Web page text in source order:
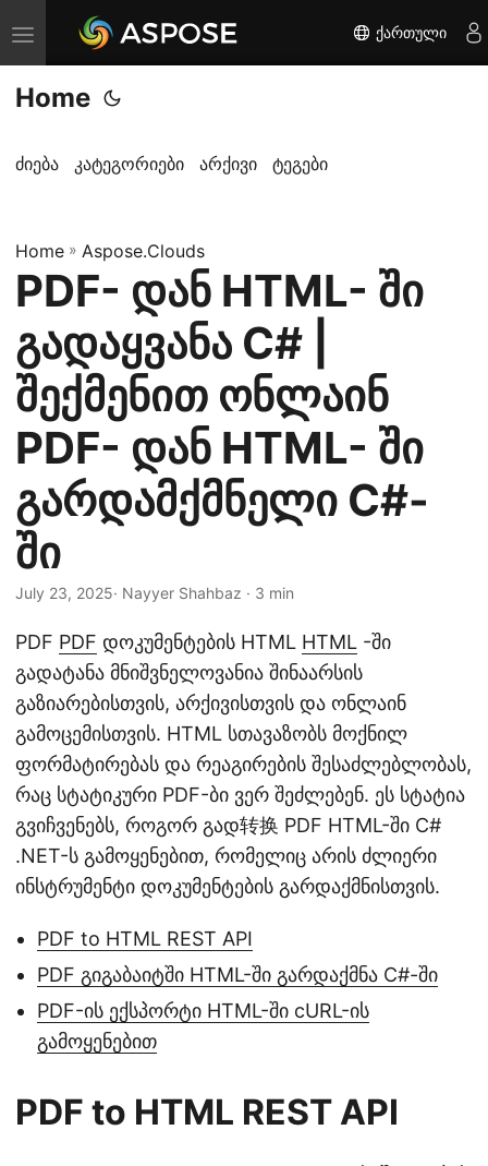
T
o
g
l
a
v
i
g
a
t
i
o
n
ქართული
Home
ძიება კატეგორიები არქივი ტეგები
Home » Aspose.Clouds
PDF- დან HTML- ში
გადაყვანა C# |
შექმენით ონლაინ
PDF- დან HTML- ში
გარდამქმნელი C#-
ში
July 23, 2025· Nayyer Shahbaz · 3 min
PDF PDF დოკუმენტების HTML HTML -ში
გადატანა მნიშვნელოვანია შინაარსის
გაზიარებისთვის, არქივისთვის და ონლაინ
გამოცემისთვის. HTML სთავაზობს მოქნილ
ფორმატირებას და რეაგირების შესაძლებლობას,
რაც სტატიკური PDF-ბი ვერ შეძლებენ. ეს სტატია
გვიჩვენებს, როგორ გად转换 PDF HTML-ში C#
.NET-ს გამოყენებით, რომელიც არის ძლიერი
ინსტრუმენტი დოკუმენტების გარდაქმნისთვის.
PDF to HTML REST API
PDF გიგაბაიტში HTML-ში გარდაქმნა C#-ში
PDF-ის ექსპორტი HTML-ში cURL-ის
გამოყენებით
PDF to HTML REST API